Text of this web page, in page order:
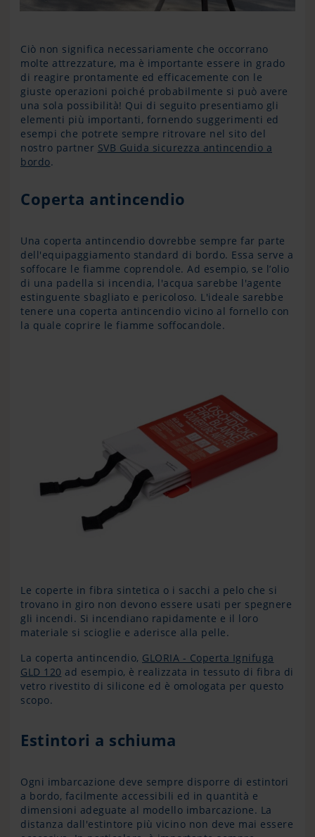
Ciò non significa necessariamente che occorrano
molte attrezzature, ma è importante essere in grado
di reagire prontamente ed efficacemente con le
giuste operazioni poiché probabilmente si può avere
una sola possibilità! Qui di seguito presentiamo gli
elementi più importanti, fornendo suggerimenti ed
esempi che potrete sempre ritrovare nel sito del
nostro partner SVB Guida sicurezza antincendio a
bordo.
Coperta antincendio
Una coperta antincendio dovrebbe sempre far parte
dell'equipaggiamento standard di bordo. Essa serve a
soffocare le fiamme coprendole. Ad esempio, se l’olio
di una padella si incendia, l'acqua sarebbe l'agente
estinguente sbagliato e pericoloso. L'ideale sarebbe
tenere una coperta antincendio vicino al fornello con
la quale coprire le fiamme soffocandole.
Le coperte in fibra sintetica o i sacchi a pelo che si
trovano in giro non devono essere usati per spegnere
gli incendi. Si incendiano rapidamente e il loro
materiale si scioglie e aderisce alla pelle.
La coperta antincendio, GLORIA - Coperta Ignifuga
GLD 120 ad esempio, è realizzata in tessuto di fibra di
vetro rivestito di silicone ed è omologata per questo
scopo.
Estintori a schiuma
Ogni imbarcazione deve sempre disporre di estintori
a bordo, facilmente accessibili ed in quantità e
dimensioni adeguate al modello imbarcazione. La
distanza dall'estintore più vicino non deve mai essere